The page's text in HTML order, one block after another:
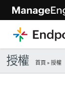
授權 首頁 » 授權